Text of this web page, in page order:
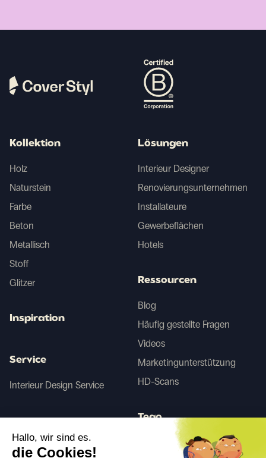
Kollektion
Holz
Naturstein
Farbe
Beton
Metallisch
Stoff
Glitzer
Inspiration
Service
Interieur Design Service
Lösungen
Interieur Designer
Renovierungsunternehmen
Installateure
Gewerbeflächen
Hotels
Ressourcen
Blog
Häufig gestellte Fragen
Videos
Marketingunterstützung
HD-Scans
Tego
Hallo, wir sind es.
die Cookies!